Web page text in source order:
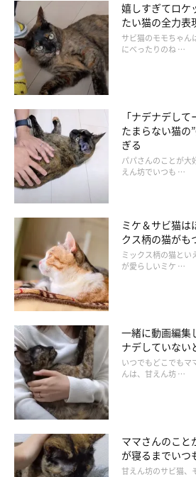
嬉しすぎてロケ
たい猫の全力
サビ猫のモモちゃん
にべったりのね …
「ナデナデし
たまらない猫の
ぎる
パパさんのことが
えん坊でいつも …
ミケ＆サビ猫
クス柄の猫がも
ミックス柄の猫とい
が愛らしいミケ …
一緒に動画編
ナデしていな
いつでもどこでもマ
んは、甘えん坊 …
ママさんのこと
が寝るまでい
甘えん坊のサビ猫、